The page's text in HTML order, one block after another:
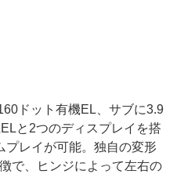
ドット有機EL、サブに3.9
と2つのディスプレイを搭
プレイが可能。独自の変形
で、ヒンジによって左右の